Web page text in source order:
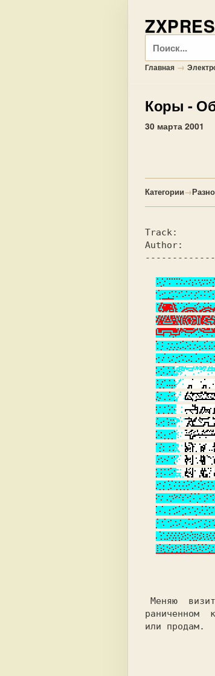
Поиск
Главная →
Коры -
30 марта 2001
Категории→
Track:
Author:
раниченном
или